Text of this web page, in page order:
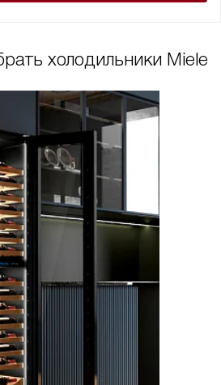
холодильники Miele